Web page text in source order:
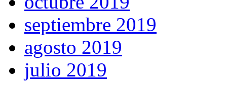
septiembre 2019
agosto 2019
julio 2019